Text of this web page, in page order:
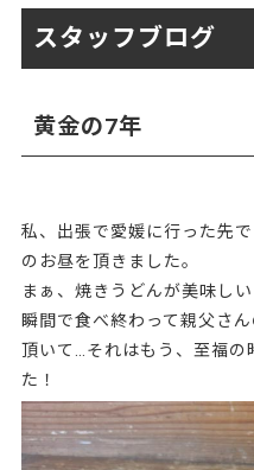
スタッフブログ
黄金の7年
私、出張で愛媛に行った先
のお昼を頂きました。
まぁ、焼きうどんが美味し
瞬間で食べ終わって親父さ
頂いて…それはもう、至福の
た！